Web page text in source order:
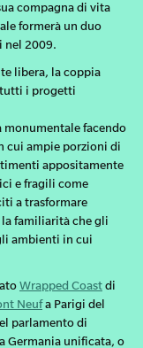
compagna di vita
formerà un duo
nel 2009.
libera, la coppia
tutti i progetti
monumentale facendo
cui ampie porzioni di
appositamente
e fragili come
a trasformare
familiarità che gli
ambienti in cui
Wrapped Coast di
Neufa Parigi del
parlamento di
Germania unificata, o